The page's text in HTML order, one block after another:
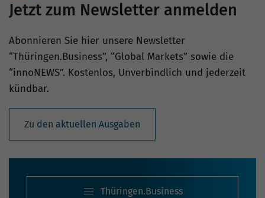
Jetzt zum Newsletter anmelden
Abonnieren Sie hier unsere Newsletter
“Thüringen.Business”, “Global Markets” sowie die
“innoNEWS”. Kostenlos, Unverbindlich und jederzeit
kündbar.
Zu den aktuellen Ausgaben
Thüringen.Business